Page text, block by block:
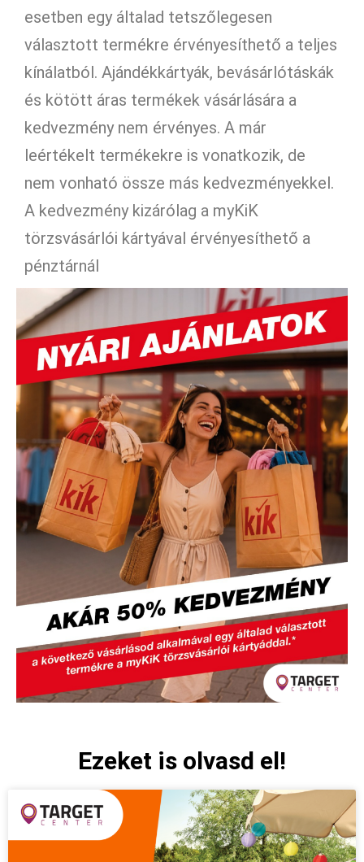
esetben egy általad tetszőlegesen
választott termékre érvényesíthető a teljes
kínálatból. Ajándékkártyák, bevásárlótáskák
és kötött áras termékek vásárlására a
kedvezmény nem érvényes. A már
leértékelt termékekre is vonatkozik, de
nem vonható össze más kedvezményekkel.
A kedvezmény kizárólag a myKiK
törzsvásárlói kártyával érvényesíthető a
pénztárnál
Ezeket is olvasd el!